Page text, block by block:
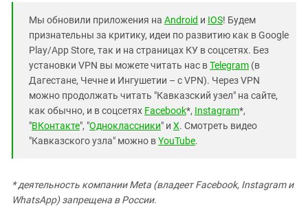
Мы обновили приложения на Android и IOS! Будем
признательны за критику, идеи по развитию как в Google
Play/App Store, так и на страницах КУ в соцсетях. Без
установки VPN вы можете читать нас вTelegram (в
Дагестане, Чечне и Ингушетии – с VPN). Через VPN
можно продолжать читать "Кавказский узел" на сайте,
как обычно, и в соцсетях Facebook*, Instagram*,
"ВКонтакте", "Одноклассники" и X. Смотреть видео
"Кавказского узла" можно вYouTube.
* деятельность компании Meta (владеет Facebook, Instagram и
WhatsApp) запрещена в России.